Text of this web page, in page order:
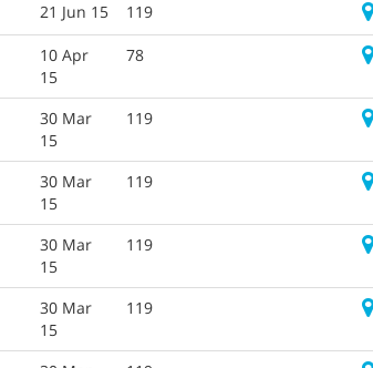
21 Jun 15 119
10 Apr
15
78
30 Mar
15
119
30 Mar
15
119
30 Mar
15
119
30 Mar
15
119